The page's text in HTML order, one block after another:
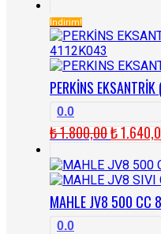
İndirim!
PERKİNS
0.0
₺1.800,00Orijinal
₺
₺
MAHLE JV8 500 CC
0.0